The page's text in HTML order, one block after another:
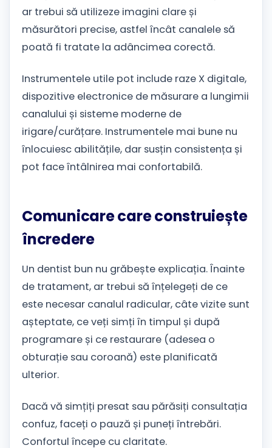
ar trebui să utilizeze imagini clare și
măsurători precise, astfel încât canalele să
poată fi tratate la adâncimea corectă.
Instrumentele utile pot include raze X digitale,
dispozitive electronice de măsurare a lungimii
canalului și sisteme moderne de
irigare/curățare. Instrumentele mai bune nu
înlocuiesc abilitățile, dar susțin consistența și
pot face întâlnirea mai confortabilă.
Comunicare care construiește
încredere
Un dentist bun nu grăbește explicația. Înainte
de tratament, ar trebui să înțelegeți de ce
este necesar canalul radicular, câte vizite sunt
așteptate, ce veți simți în timpul și după
programare și ce restaurare (adesea o
obturație sau coroană) este planificată
ulterior.
Dacă vă simțiți presat sau părăsiți consultația
confuz, faceți o pauză și puneți întrebări.
Confortul începe cu claritate.